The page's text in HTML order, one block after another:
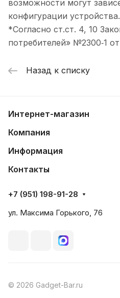
возможности могут
конфигурации устройства.
*Согласно ст.ст. 4, 10
потребителей» №2300‑1 от
Назад к списку
Интернет-магазин
Компания
Информация
Контакты
+7 (951) 198-91-28
ул. Максима Горького, 76
© 2026 Gadget-Bar.ru